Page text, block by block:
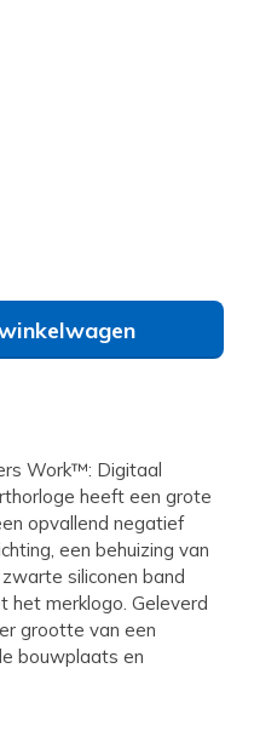
Work™: Digitaal
heeft een grote
opvallend negatief
een behuizing van
siliconen band
het merklogo. Geleverd
grootte van een
bouwplaats en